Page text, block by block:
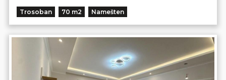
Trosoban 70 m2 Namešten